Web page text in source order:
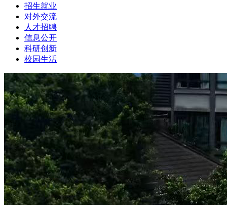
招生就业
对外交流
人才招聘
信息公开
科研创新
校园生活